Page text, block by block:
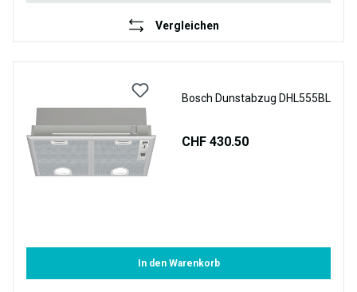
Vergleichen
Bosch Dunstabzug DHL555BL
CHF 430.50
In den Warenkorb